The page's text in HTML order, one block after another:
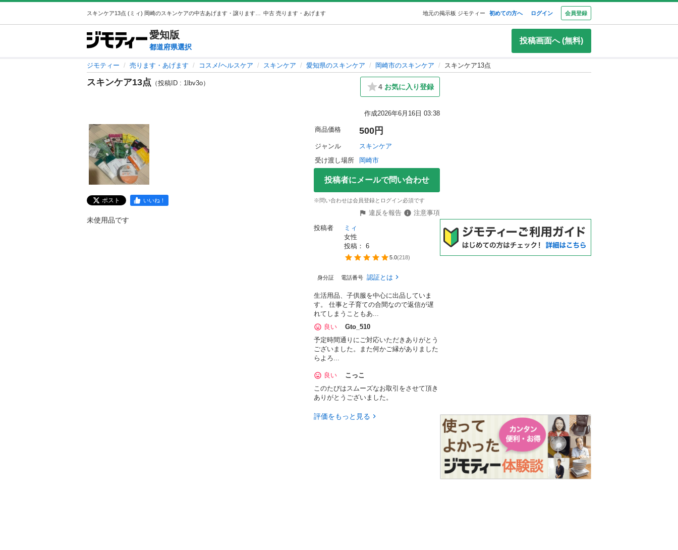
中古 売ります・あげます 地元の掲示板 ジモティー 初めての方へ ログイン 会員登録
愛知版
都道府県選択
投稿画面へ (無料)
ジモティー 売ります・あげます コスメ/ヘルスケア スキンケア 愛知県のスキンケア 岡崎市のスキンケア スキンケア13点
スキンケア13点 （投稿ID : 1lbv3o） 4 お気に入り登録
作成2026年6月16日 03:38
ポスト いいね！
未使用品です
商品価格 500円
ジャンル
スキンケア
受け渡し場所
岡崎市
投稿者にメールで問い合わせ
※問い合わせは会員登録とログイン必須です
違反を報告
注意事項
投稿者
ミィ
女性
投稿： 6
5.0(218)
身分証 電話番号 認証とは
生活用品、子供服を中心に出品していま
す。 仕事と子育ての合間なので返信が遅
れてしまうこともあ...
良い
Gto_510
予定時間通りにご対応いただきありがとう
ございました。また何かご縁がありました
らよろ...
良い
こっこ
このたびはスムーズなお取引をさせて頂き
ありがとうございました。
評価をもっと見る